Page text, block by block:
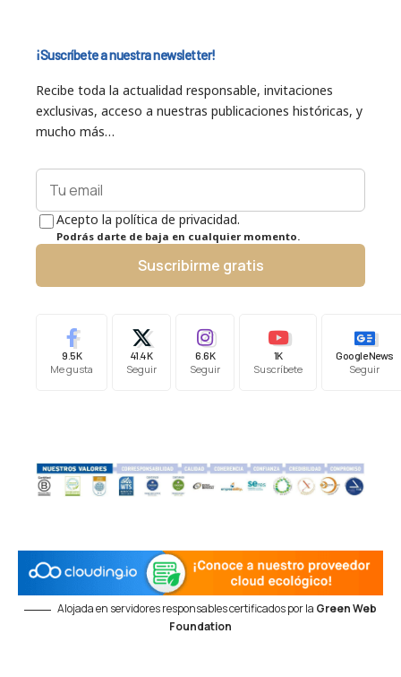
¡Suscríbete a nuestra newsletter!
Recibe toda la actualidad responsable, invitaciones
exclusivas, acceso a nuestras publicaciones históricas, y
mucho más…
Acepto la política de privacidad.
Podrás darte de baja en cualquier momento.
Suscribirme gratis
9.5K
Me gusta
41.4K
Seguir
6.6K
Seguir
1K
Suscríbete
Google News
Seguir
Alojada en servidores responsables certificados por la Green Web
Foundation